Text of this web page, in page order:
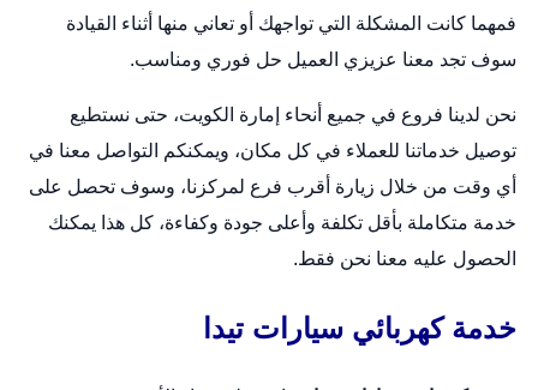
فمهما كانت المشكلة التي تواجهك أو تعاني منها أثناء القيادة
سوف تجد معنا عزيزي العميل حل فوري ومناسب.
نحن لدينا فروع في جميع أنحاء إمارة الكويت، حتى نستطيع
توصيل خدماتنا للعملاء في كل مكان، ويمكنكم التواصل معنا في
أي وقت من خلال زيارة أقرب فرع لمركزنا، وسوف تحصل على
خدمة متكاملة بأقل تكلفة وأعلى جودة وكفاءة، كل هذا يمكنك
الحصول عليه معنا نحن فقط.
خدمة كهربائي سيارات تيدا